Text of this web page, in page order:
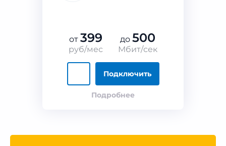
от 399
руб/мес
до 500
Мбит/сек
Подключить
Подробнее